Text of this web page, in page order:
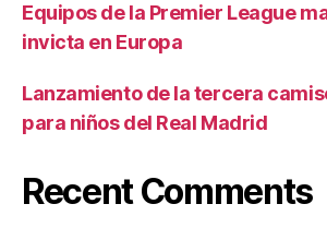
Equipos de la Premier League
invicta en Europa
Lanzamiento de la tercera
para niños del Real Madrid
Recent Comments